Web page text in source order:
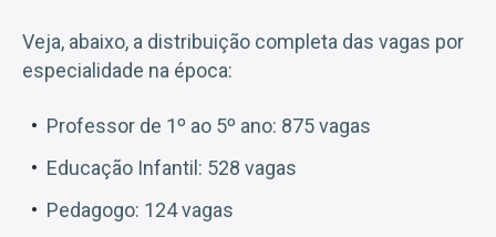
Veja, abaixo, a distribuição completa das vagas por
especialidade na época:
Professor de 1º ao 5º ano: 875 vagas
Educação Infantil: 528 vagas
Pedagogo: 124 vagas